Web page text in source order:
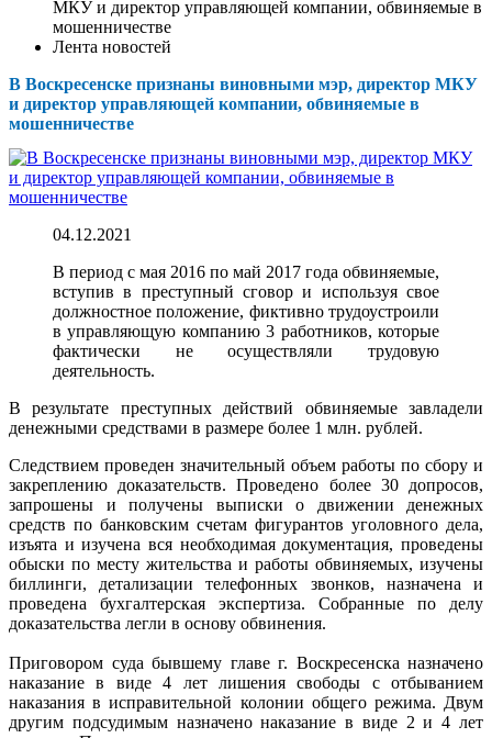
МКУ и директор управляющей компании, обвиняемые в
мошенничестве
Лента новостей
В Воскресенске признаны виновными мэр, директор МКУ
и директор управляющей компании, обвиняемые в
мошенничестве
04.12.2021
В период с мая 2016 по май 2017 года обвиняемые,
вступив в преступный сговор и используя свое
должностное положение, фиктивно трудоустроили
в управляющую компанию 3 работников, которые
фактически не осуществляли трудовую
деятельность.
В результате преступных действий обвиняемые завладели
денежными средствами в размере более 1 млн. рублей.
Следствием проведен значительный объем работы по сбору и
закреплению доказательств. Проведено более 30 допросов,
запрошены и получены выписки о движении денежных
средств по банковским счетам фигурантов уголовного дела,
изъята и изучена вся необходимая документация, проведены
обыски по месту жительства и работы обвиняемых, изучены
биллинги, детализации телефонных звонков, назначена и
проведена бухгалтерская экспертиза. Собранные по делу
доказательства легли в основу обвинения.
Приговором суда бывшему главе г. Воскресенска назначено
наказание в виде 4 лет лишения свободы с отбыванием
наказания в исправительной колонии общего режима. Двум
другим подсудимым назначено наказание в виде 2 и 4 лет